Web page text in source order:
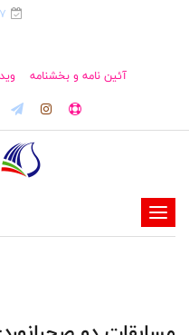
آئین نامه و بخشنامه
-
-